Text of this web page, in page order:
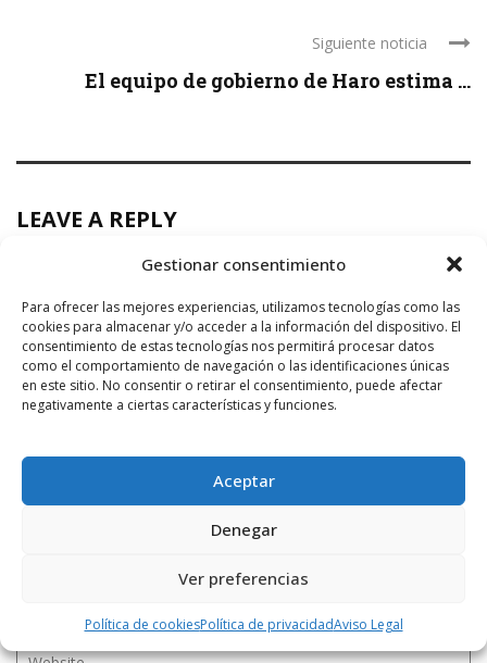
Gestionar consentimiento
Para ofrecer las mejores experiencias, utilizamos tecnologías como las
cookies para almacenar y/o acceder a la información del dispositivo. El
consentimiento de estas tecnologías nos permitirá procesar datos
como el comportamiento de navegación o las identificaciones únicas
en este sitio. No consentir o retirar el consentimiento, puede afectar
negativamente a ciertas características y funciones.
Aceptar
Denegar
Ver preferencias
Política de cookiesPolítica de privacidadAviso Legal
Siguiente noticia
El equipo de gobierno de Haro estima ...
LEAVE A REPLY